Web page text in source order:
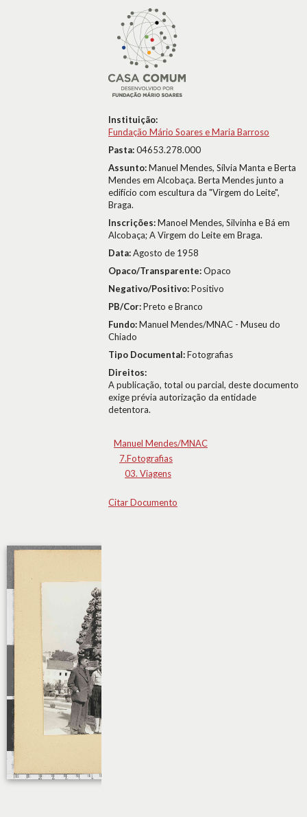
Instituição:
Fundação Mário Soares e Maria Barroso
Pasta:04653.278.000
Assunto:Manuel Mendes, Sílvia Manta e Berta
Mendes em Alcobaça. Berta Mendes junto a
edifício com escultura da "Virgem do Leite",
Braga.
Inscrições:Manoel Mendes, Silvinha e Bá em
Alcobaça; A Virgem do Leite em Braga.
Data:Agosto de 1958
Opaco/Transparente:Opaco
Negativo/Positivo:Positivo
PB/Cor:Preto e Branco
Fundo:Manuel Mendes/MNAC - Museu do
Chiado
Tipo Documental:Fotografias
Direitos:
A publicação, total ou parcial, deste documento
exige prévia autorização da entidade
detentora.
Manuel Mendes/MNAC
7.Fotografias
03. Viagens
Citar Documento